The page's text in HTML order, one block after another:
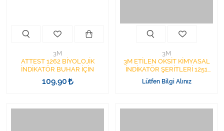
Tüm Kategorileri Gör
3M
ATTEST 1262 BİYOLOJİK
İNDİKATÖR BUHAR İÇİN
109,90
3M
3M ETİLEN OKSİT KİMYASAL
İNDİKATÖR ŞERİTLERİ 1251
1PAKET=240ADET
Lütfen Bilgi Alınız